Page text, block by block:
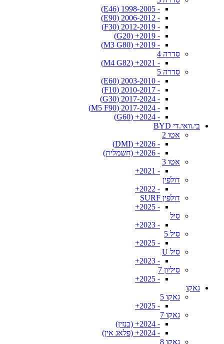
- 1998-2005 (E46)
- 2006-2012 (E90)
- 2012-2019 (F30)
- 2019+ (G20)
- 2019+ (M3 G80)
סדרה 4
- 2021+ (M4 G82)
סדרה 5
- 2003-2010 (E60)
- 2010-2017 (F10)
- 2017-2024 (G30)
- 2017-2024 (M5 F90)
- 2024+ (G60)
בי.וואי.די BYD
אטו 2
- 2026+ (DMI)
- 2026+ (חשמלית)
אטו 3
- 2021+
דולפין
- 2022+
דולפין SURF
- 2025+
סיל
- 2023+
סיל 5
- 2025+
סיל U
- 2023+
סיליון 7
- 2025+
גאקו
גאקו 5
- 2025+
גאקו 7
- 2024+ (בנזין)
- 2024+ (פלאג אין)
גאקו 8